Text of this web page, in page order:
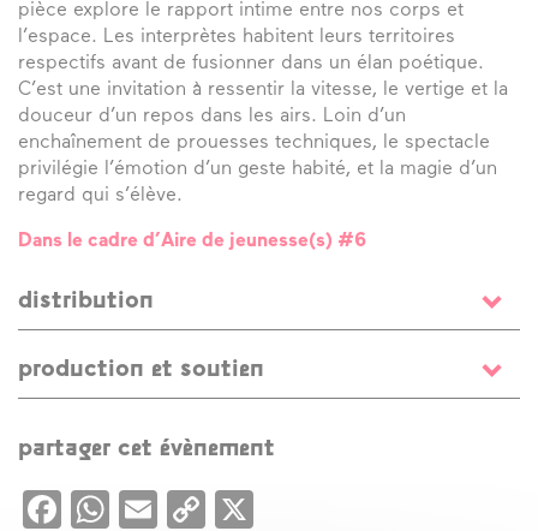
pièce explore le rapport intime entre nos corps et
l’espace. Les interprètes habitent leurs territoires
respectifs avant de fusionner dans un élan poétique.
C’est une invitation à ressentir la vitesse, le vertige et la
douceur d’un repos dans les airs. Loin d’un
enchaînement de prouesses techniques, le spectacle
privilégie l’émotion d’un geste habité, et la magie d’un
regard qui s’élève.
Dans le cadre d’Aire de jeunesse(s) #6
distribution
et Léa Rault/ avecAgathe Rault
/
lumièresThibaut Galmiche/ costumesAnna Le Reun/
extérieurJean-Baptiste André
Clerfeuille
/ direction de production
production et soutien
Lillico – Scène conventionnée d’intérêt national Art,
Onyx – Scène conventionnée – Saint Herblain, Les sept
théâtres du Festival « Prom’nons nous », le réseau
partager cet évènement
Facebook
WhatsApp
EmailCopy